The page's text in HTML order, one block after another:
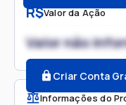
R$Valor da Ação
Valor não
Criar Conta
Informações do